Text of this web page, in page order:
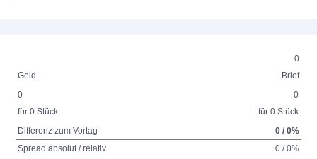
0
Geld
Brief
0
für 0 Stück
0
für 0 Stück
Differenz zum Vortag
0 / 0%
Spread absolut / relativ
0 / 0%